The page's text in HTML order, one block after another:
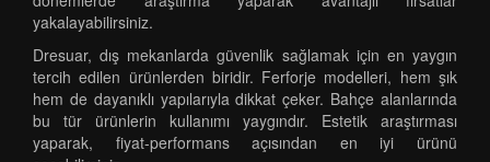
yakalayabilirsiniz.
Dresuar, dış mekanlarda güvenlik sağlamak için en yaygın
tercih edilen ürünlerden biridir. Ferforje modelleri, hem şık
hem de dayanıklı yapılarıyla dikkat çeker. Bahçe alanlarında
bu tür ürünlerin kullanımı yaygındır. Estetik araştırması
yaparak, fiyat-performans açısından en iyi ürünü